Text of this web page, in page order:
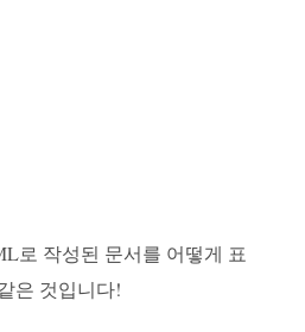
로 작성된 문서를 어떻게 표
은 것입니다!